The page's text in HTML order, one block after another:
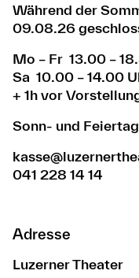
Während der
09.08.26
Mo – Fr 13.00 –
Sa 10.00 – 14.00
+ 1h vor
Sonn- und
041 228 14 14
Adresse
Luzerner Theater